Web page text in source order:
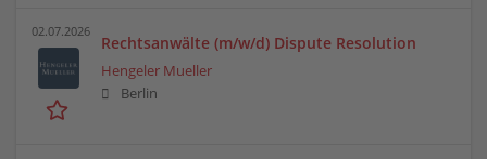
02.07.2026
Rechtsanwälte (m/w/d) Dispute Resolution
Hengeler Mueller
Berlin